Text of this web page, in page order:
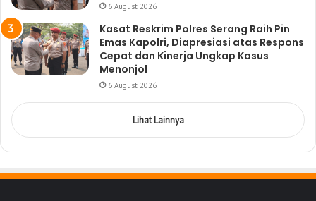
6 August 2026
Kasat Reskrim Polres Serang Raih Pin
Emas Kapolri, Diapresiasi atas Respons
Cepat dan Kinerja Ungkap Kasus
Menonjol
6 August 2026
Lihat Lainnya